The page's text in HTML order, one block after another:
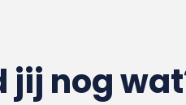
jij nog